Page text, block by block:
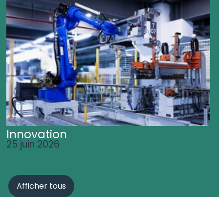
Innovation
25 juin 2026
Afficher tous